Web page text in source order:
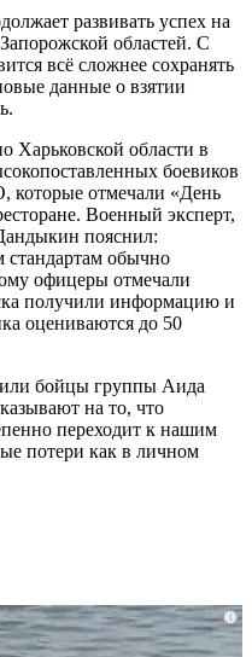
развивать успех на
областей. С
всё сложнее сохранять
данные о взятии
Харьковской области в
боевиков
отмечали «День
Военный эксперт,
пояснил:
стандартам обычно
офицеры отмечали
получили информацию и
оцениваются до 50
бойцы группы Аида
на то, что
переходит к нашим
потери как в личном
i